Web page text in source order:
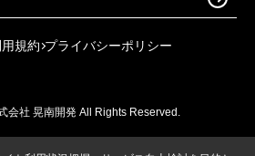
規約 プライバシーポリシー
会社 晃南開発 All Rights Reserved.